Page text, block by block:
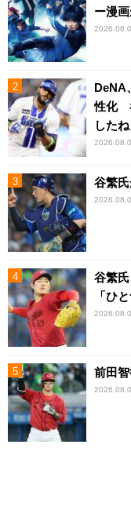
ー漫
DeNA
性化
したね
谷繁
谷繁
「ひ
前田